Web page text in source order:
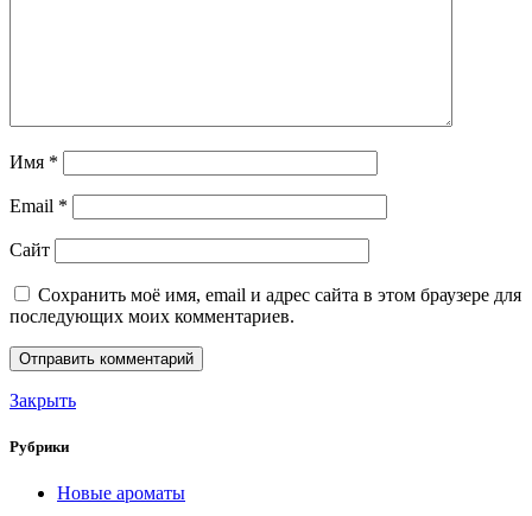
Имя *
Email *
Сайт
Сохранить моё имя, email и адрес сайта в этом браузере для
последующих моих комментариев.
Закрыть
Рубрики
Новые ароматы